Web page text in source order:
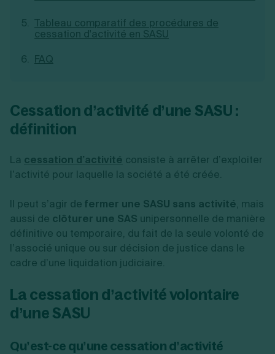
Fermeture d’une entreprise
Tableau comparatif des procédures de
cessation d'activité en SASU
FAQ
Cessation d’activité d’une SASU :
définition
La cessation d’activité consiste à arrêter d’exploiter
l’activité pour laquelle la société a été créée.
Il peut s’agir de fermer une SASU sans activité, mais
aussi de clôturer une SAS unipersonnelle de manière
définitive ou temporaire, du fait de la seule volonté de
l’associé unique ou sur décision de justice dans le
cadre d’une liquidation judiciaire.
La cessation d’activité volontaire
d’une SASU
Qu’est-ce qu’une cessation d’activité